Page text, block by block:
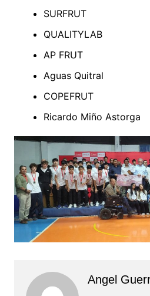
SURFRUT
QUALITYLAB
AP FRUT
Aguas Quitral
COPEFRUT
Ricardo Miño Astorga
Angel